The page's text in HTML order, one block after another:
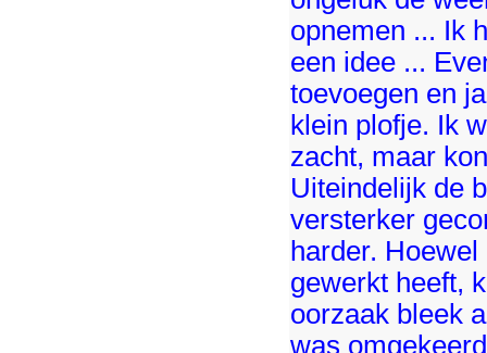
opnemen ... Ik
een idee ...
toevoegen en
klein plofje. Ik
zacht, maar
Uiteindelijk de
versterker
harder.
gewerkt heeft,
oorzaak bleek
was